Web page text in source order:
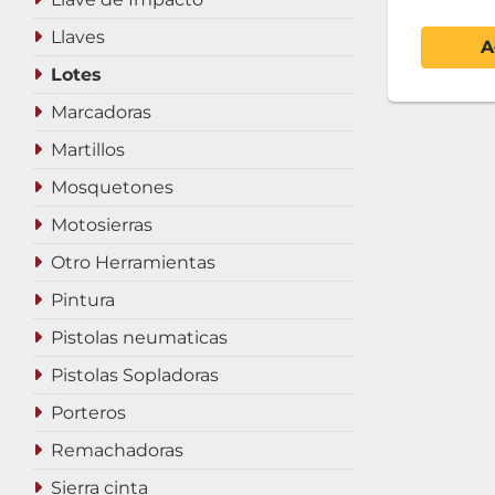
Llaves
Lotes
Marcadoras
Martillos
Mosquetones
Motosierras
Otro Herramientas
Pintura
Pistolas neumaticas
Pistolas Sopladoras
Porteros
Remachadoras
Sierra cinta